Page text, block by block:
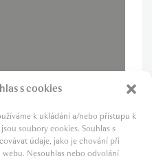
s cookies
k ukládání a/nebo přístupu k
soubory cookies. Souhlas s
údaje, jako je chování při
Nesouhlas nebo odvolání